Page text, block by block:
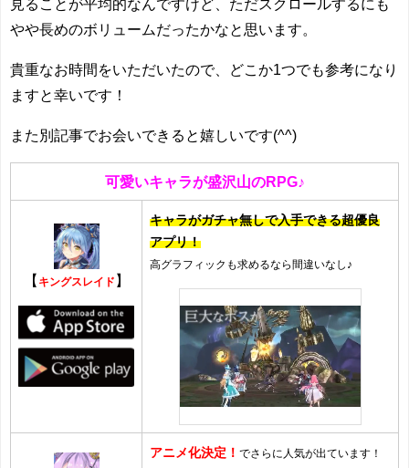
見ることが平均的なんですけど、ただスクロールするにも
やや長めのボリュームだったかなと思います。
貴重なお時間をいただいたので、どこか1つでも参考になり
ますと幸いです！
また別記事でお会いできると嬉しいです(^^)
可愛いキャラが盛沢山のRPG♪
【 キングスレイド 】
キャラがガチャ無しで入手できる超優良
アプリ！
高グラフィックも求めるなら間違いなし♪
アニメ化決定！ でさらに人気が出ています！